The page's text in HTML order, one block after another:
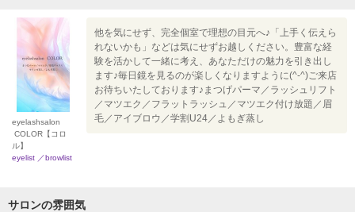
eyelashsalon
COLOR【コロ
ル】
eyelist ／browlist
他を気にせず、完全個室で理想の目元へ♪「上手く伝えら
れないかも」などは気にせずお越しください。豊富な経
験を活かして一緒に考え、あなただけの魅力を引き出し
ます♪毎日鏡を見るのが楽しくなりますように(^-^)ご来店
お待ちいたしております♪まつげパーマ／ラッシュリフト
／マツエク／フラットラッシュ／マツエク付け放題／眉
毛／アイブロウ／学割U24／よもぎ蒸し
サロンの雰囲気